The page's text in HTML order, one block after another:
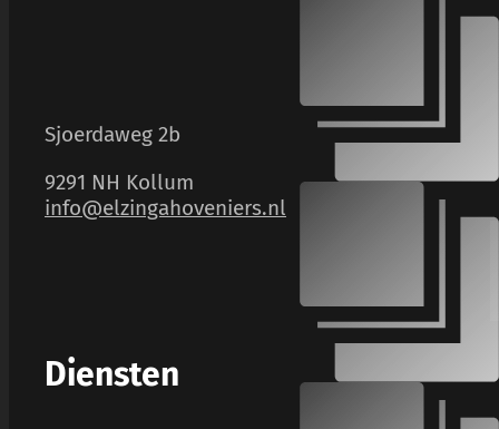
Sjoerdaweg 2b
9291 NH Kollum
info@elzingahoveniers.nl
Diensten